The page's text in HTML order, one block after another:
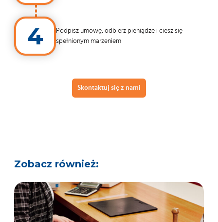
4
Podpisz umowę, odbierz pieniądze i ciesz się
spełnionym marzeniem
Skontaktuj się z nami
Zobacz również: